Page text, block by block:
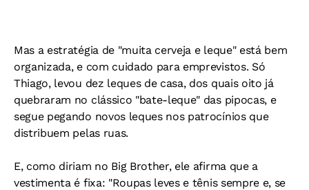
Mas a estratégia de "muita cerveja e leque" está bem
organizada, e com cuidado para emprevistos. Só
Thiago, levou dez leques de casa, dos quais oito já
quebraram no clássico "bate-leque" das pipocas, e
segue pegando novos leques nos patrocínios que
distribuem pelas ruas.
E, como diriam no Big Brother, ele afirma que a
vestimenta é fixa: "Roupas leves e tênis sempre e, se